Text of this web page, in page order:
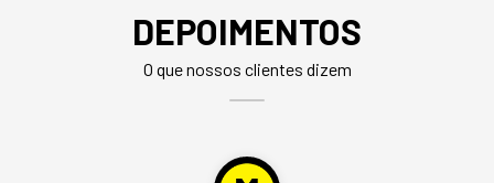
DEPOIMENTOS
O que nossos clientes dizem